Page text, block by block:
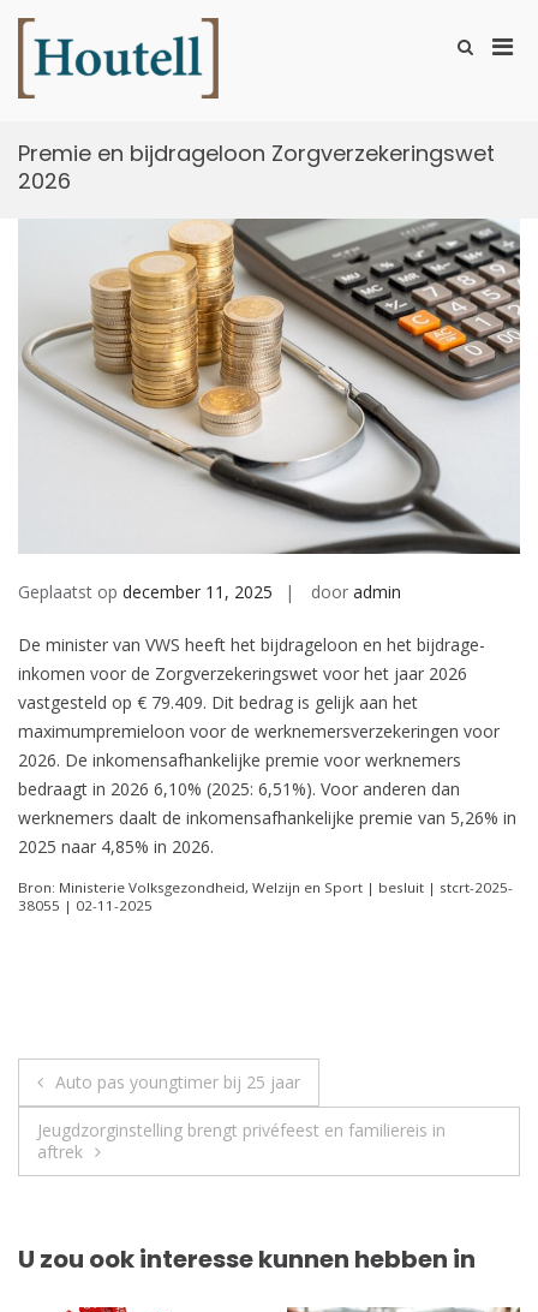
naar
inhoud
Toon
Premie en bijdrageloon Zorgverzekeringswet
2026
Geplaatst op december 11, 2025 door admin
De minister van VWS heeft het bijdrageloon en het bijdrage-
inkomen voor de Zorgverzekeringswet voor het jaar 2026
vastgesteld op € 79.409. Dit bedrag is gelijk aan het
maximumpremieloon voor de werknemersverzekeringen voor
2026. De inkomensafhankelijke premie voor werknemers
bedraagt in 2026 6,10% (2025: 6,51%). Voor anderen dan
werknemers daalt de inkomensafhankelijke premie van 5,26% in
2025 naar 4,85% in 2026.
Bron: Ministerie Volksgezondheid, Welzijn en Sport | besluit | stcrt-2025-
38055 | 02-11-2025
Berichtnavigatie
Auto pas youngtimer bij 25 jaar
Jeugdzorginstelling brengt privéfeest en familiereis in
aftrek
U zou ook interesse kunnen hebben in